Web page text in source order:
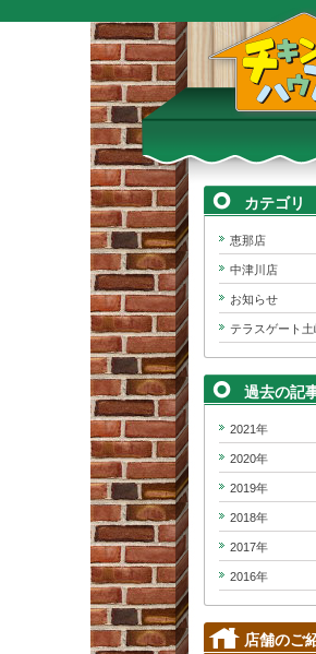
チキンハウス｜
クアウト&ラン
カテゴリ
恵那店
中津川店
お知らせ
テラスゲート土
過去の記
2021年
2020年
2019年
2018年
2017年
2016年
店舗のご